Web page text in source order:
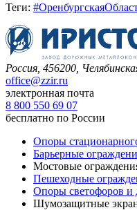
Теги:
Россия, 456200,
office@zzir.ru
электронная почта
8 800 550 69 07
бесплатно по России
Опоры
Барьерные
Мостовые
Пешеходные
Опоры светофоров и
Шумозащитные